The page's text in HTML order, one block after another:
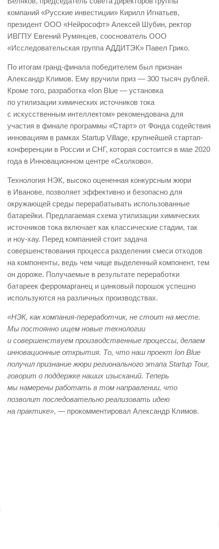
компаний «Русские инвестиции» Кирилл Игнатьев,
президент ООО «Нейрософт» Алексей Шубин, ректор
ИВГПУ Евгений Румянцев, сооснователь ООО
«Исследовательская группа АДДИТЭК» Павел Грико.
По итогам гранд-финала победителем был признан
Александр Климов. Ему вручили приз — 300 тысяч рублей.
Кроме того, разработка «Ion Blue — установка
по утилизации химических источников тока
с искусственным интеллектом» рекомендована для
участия в финале программы «Старт» от Фонда содействия
инновациям в рамках Startup Village, крупнейшей стартап-
конференции в России и СНГ, которая состоится в мае 2020
года в Инновационном центре «Сколково».
Технология НЭК, высоко оцененная конкурсным жюри
в Иванове, позволяет эффективно и безопасно для
окружающей среды перерабатывать использованные
батарейки. Предлагаемая схема утилизации химических
источников тока включает как классические стадии, так
и ноу-хау. Перед компанией стоит задача
совершенствования процесса разделения смеси отходов
на компоненты, ведь чем чище выделенный компонент, тем
он дороже. Получаемые в результате переработки
батареек ферромарганец и цинковый порошок успешно
используются на различных производствах.
«НЭК, как компания-переработчик, не стоит на месте.
Мы постоянно ищем новые технологии
и совершенствуем производственные процессы, делаем
инновационные открытия. То, что наш проект Ion Blue
получил признание жюри регионального этапа Startup Tour,
говорит о поддержке наших изысканий. Теперь
мы намерены работать в том направлении, что
позволит последовательно реализовать идею
на практике», — прокомментировал Александр Климов.